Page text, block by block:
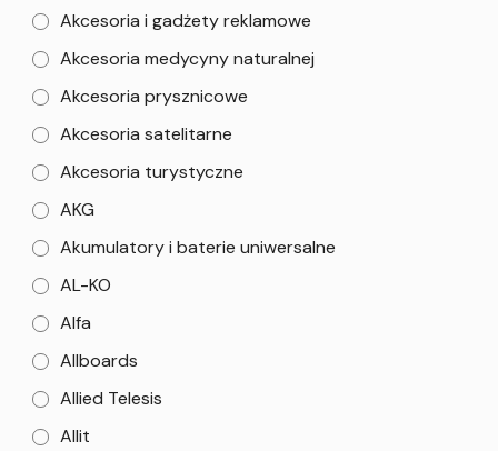
Akcesoria i gadżety reklamowe
Akcesoria medycyny naturalnej
Akcesoria prysznicowe
Akcesoria satelitarne
Akcesoria turystyczne
AKG
Akumulatory i baterie uniwersalne
AL-KO
Alfa
Allboards
Allied Telesis
Allit